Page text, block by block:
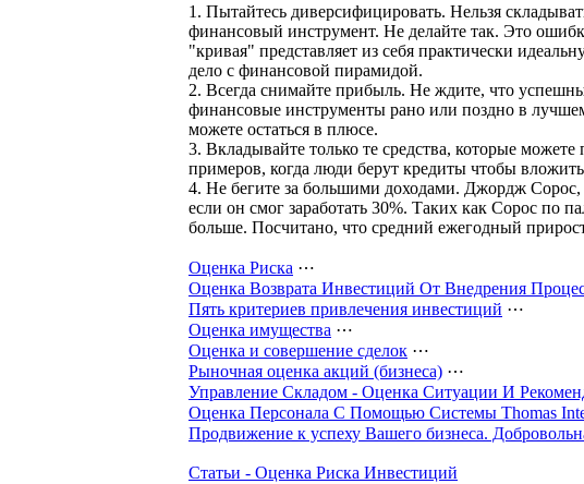
1. Пытайтесь диверсифицировать. Нельзя
финансовый инструмент. Не делайте так. Это
"кривая" представляет из себя практически
дело с финансовой пирамидой.
2. Всегда снимайте прибыль. Не ждите, что
финансовые инструменты рано или поздно в
можете остаться в плюсе.
3. Вкладывайте только те средства, которые
примеров, когда люди берут кредиты чтобы
4. Не бегите за большими доходами. Джордж Сорос,
если он смог заработать 30%. Таких как Сорос по
больше. Посчитано, что средний ежегодный
Оценка Риска ⋯
Оценка Возврата Инвестиций От Внедрения
Пять критериев привлечения инвестиций ⋯
Оценка имущества ⋯
Оценка и совершение сделок ⋯
Рыночная оценка акций (бизнеса) ⋯
Управление Складом - Оценка Ситуации И
Оценка Персонала С Помощью Системы Thomas
Продвижение к успеху Вашего бизнеса.
Статьи - Оценка Риска Инвестиций